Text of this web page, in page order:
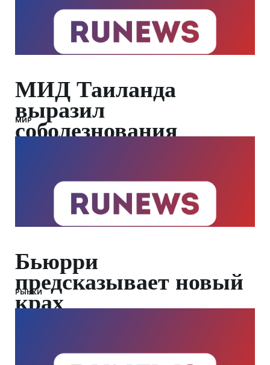
МИД Таиланда
выразил
соболезнования
МИР
Бьюрри
предсказывает новый
крах
РЫНКИ